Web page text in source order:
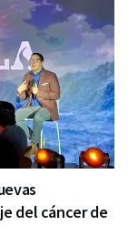
del cáncer de